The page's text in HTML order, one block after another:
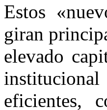
Estos
giran
elevado
eficientes,